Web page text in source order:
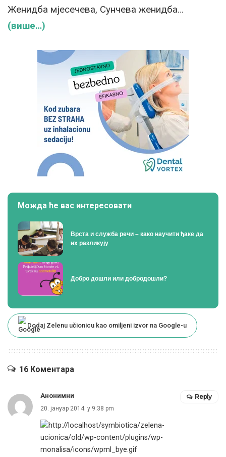
Женидба мјесечева, Сунчева женидба…
(више…)
Можда ће вас интересовати
Врста и служба речи – како научити ђаке да
их разликују
Добро дошли или добродошли?
Dodaj Zelenu učionicu kao omiljeni izvor na Google-u
16 Коментара
Анонимни
20. јануар 2014. у 9:38 pm
Reply